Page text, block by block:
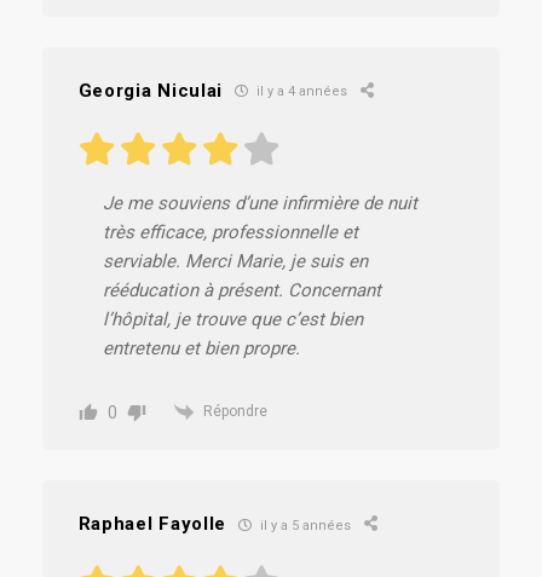
Georgia Niculai il y a 4 années
Je me souviens d’une infirmière de nuit
très efficace, professionnelle et
serviable. Merci Marie, je suis en
rééducation à présent. Concernant
l’hôpital, je trouve que c’est bien
entretenu et bien propre.
0 Répondre
Raphael Fayolle il y a 5 années